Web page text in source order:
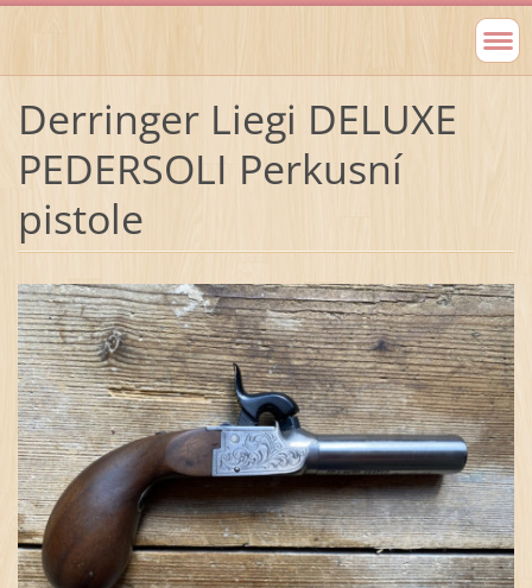
Derringer Liegi DELUXE
PEDERSOLI Perkusní
pistole